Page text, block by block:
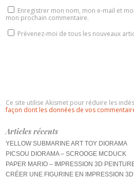
Enregistrer mon nom, mon e-mail et
mon prochain commentaire.
Prévenez-moi de tous les nouveaux
Ce site utilise Akismet pour réduire les
façon dont les données de vos
Articles récents
YELLOW SUBMARINE ART TOY DIORAMA
PICSOU DIORAMA – SCROOGE MCDUCK
PAPER MARIO – IMPRESSION 3D
CRÉER UNE FIGURINE EN IMPRESSION